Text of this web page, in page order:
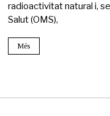
radioactivitat natural i,
Salut (OMS),
Més